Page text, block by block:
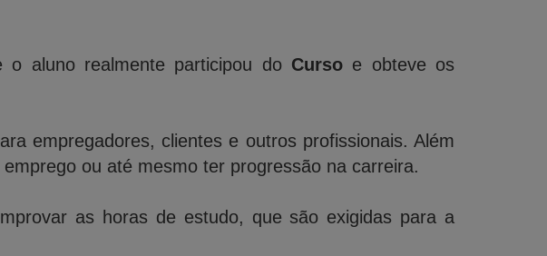
o aluno realmente participou do Curso e obteve os
empregadores, clientes e outros profissionais. Além
ou até mesmo ter progressão na carreira.
as horas de estudo, que são exigidas para a